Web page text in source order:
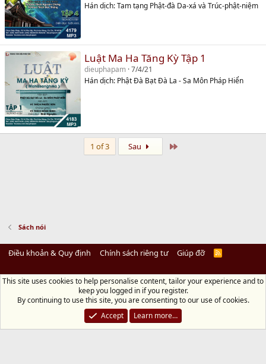
Hán dịch: Tam tạng Phật-đà Da-xá và Trúc-phật-niệm
Luật Ma Ha Tăng Kỳ Tập 1
dieuphapam 7/4/21
Hán dịch: Phật Đà Bạt Đà La - Sa Môn Pháp Hiển
1 of 3 Sau
Sách nói
Điều khoản & Quy định Chính sách riêng tư Giúp đỡ
R
Diệu Pháp Âm
Chùa Diệu Pháp - Số 72/14 Phú Mỹ, Phú Hòa Đông, Củ Chi, TP.HCM
đồ)
Điện thoại: 028.36208438 | Email: bientap@dieuphapam.net
Chủ Nhiệm: Thích Minh Thiền
This site uses cookies to help personalise content, tailor your experience and to
keep you logged in if you register.
By continuing to use this site, you are consenting to our use of cookies.
Accept
Learn more…